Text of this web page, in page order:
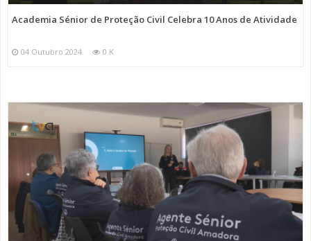
Academia Sénior de Proteção Civil Celebra 10 Anos de Atividade
04 Outubro 2024 0 K